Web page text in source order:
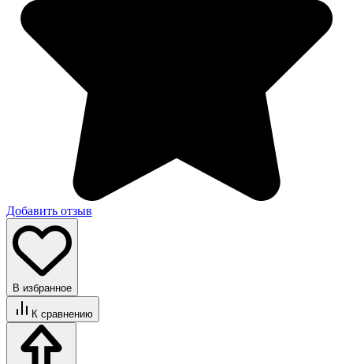
Добавить отзыв
В избранное
К сравнению